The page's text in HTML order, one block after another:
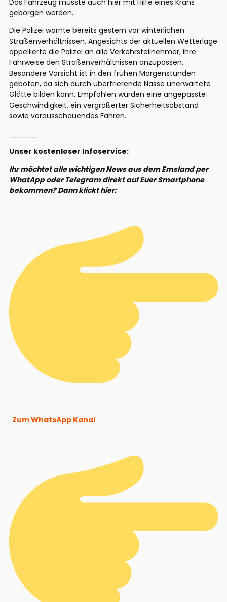
geborgen werden.
Die Polizei warnte bereits gestern vor winterlichen
Straßenverhältnissen. Angesichts der aktuellen Wetterlage
appellierte die Polizei an alle Verkehrsteilnehmer, ihre
Fahrweise den Straßenverhältnissen anzupassen.
Besondere Vorsicht ist in den frühen Morgenstunden
geboten, da sich durch überfrierende Nässe unerwartete
Glätte bilden kann. Empfohlen wurden eine angepasste
Geschwindigkeit, ein vergrößerter Sicherheitsabstand
sowie vorausschauendes Fahren.
Unser kostenloser Infoservice:
Ihr möchtet alle wichtigen News aus dem Emsland per
WhatApp oder Telegram direkt auf Euer Smartphone
bekommen? Dann klickt hier:
Zum WhatsApp Kanal